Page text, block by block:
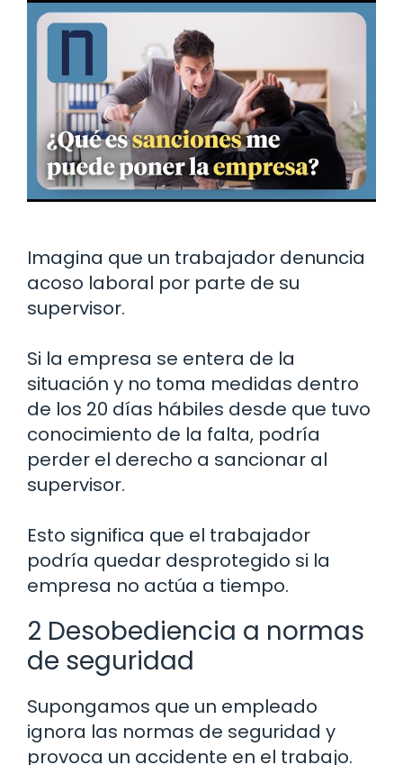
Imagina que un trabajador denuncia
acoso laboral por parte de su
supervisor.
Si la empresa se entera de la
situación y no toma medidas dentro
de los 20 días hábiles desde que tuvo
conocimiento de la falta, podría
perder el derecho a sancionar al
supervisor.
Esto significa que el trabajador
podría quedar desprotegido si la
empresa no actúa a tiempo.
2 Desobediencia a normas
de seguridad
Supongamos que un empleado
ignora las normas de seguridad y
provoca un accidente en el trabajo.